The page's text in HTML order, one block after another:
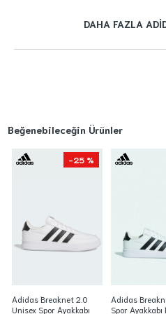
DAHA FAZLA
Beğenebileceğin Ürünler
-25 %
Adidas Breaknet 2.0
Unisex Spor Ayakkabı
Adidas
Spor Ayakkabı